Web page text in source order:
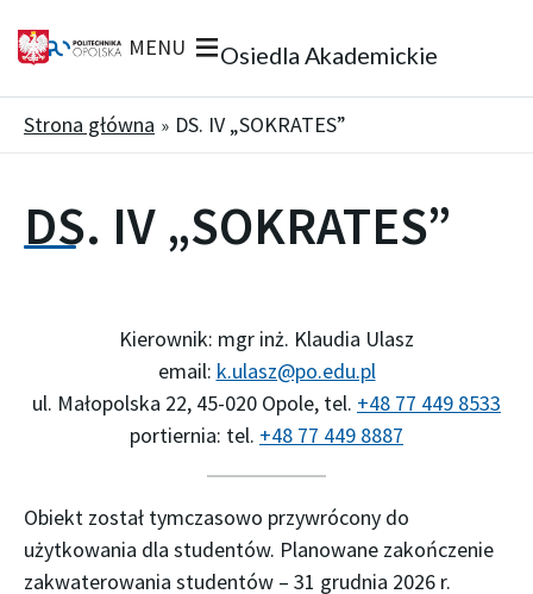
Osiedla Akademickie
MENU
Strona główna DS. IV „SOKRATES”
DS. IV „SOKRATES”
Kierownik: mgr inż. Klaudia Ulasz
email: k.ulasz@po.edu.pl
ul. Małopolska 22, 45-020 Opole, tel. +48 77 449 8533
portiernia: tel. +48 77 449 8887
Obiekt został tymczasowo przywrócony do
użytkowania dla studentów. Planowane zakończenie
zakwaterowania studentów – 31 grudnia 2026 r.